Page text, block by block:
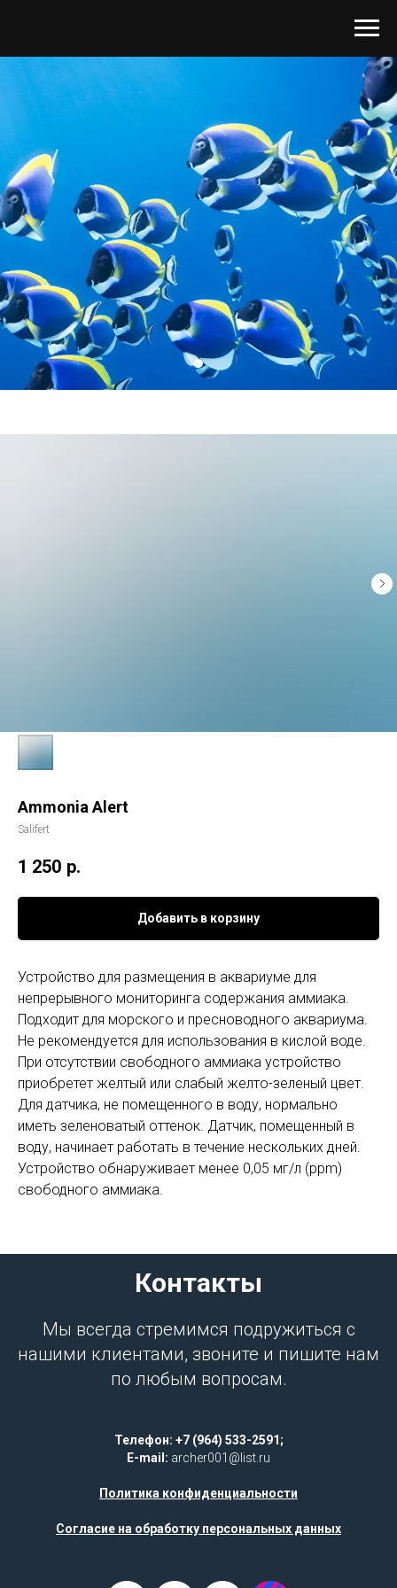
Ammonia Alert
Salifert
1 250 р.
Добавить в корзину
Устройство для размещения в аквариуме для
непрерывного мониторинга содержания аммиака.
Подходит для морского и пресноводного аквариума.
Не рекомендуется для использования в кислой воде.
При отсутствии свободного аммиака устройство
приобретет желтый или слабый желто-зеленый цвет.
Для датчика, не помещенного в воду, нормально
иметь зеленоватый оттенок. Датчик, помещенный в
воду, начинает работать в течение нескольких дней.
Устройство обнаруживает менее 0,05 мг/л (ppm)
свободного аммиака.
Контакты
Мы всегда стремимся подружиться с
нашими клиентами, звоните и пишите нам
по любым вопросам.
Телефон: +7 (964) 533-2591;
E-mail: archer001@list.ru
Политика конфиденциальности
Согласие на обработку персональных данных